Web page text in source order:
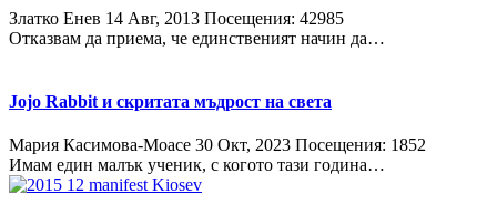
Златко Енев 14 Авг, 2013 Посещения: 42985
Отказвам да приема, че единственият начин да…
Jojo Rabbit и скритата мъдрост на света
Мария Касимова-Моасе 30 Окт, 2023 Посещения: 1852
Имам един малък ученик, с когото тази година…